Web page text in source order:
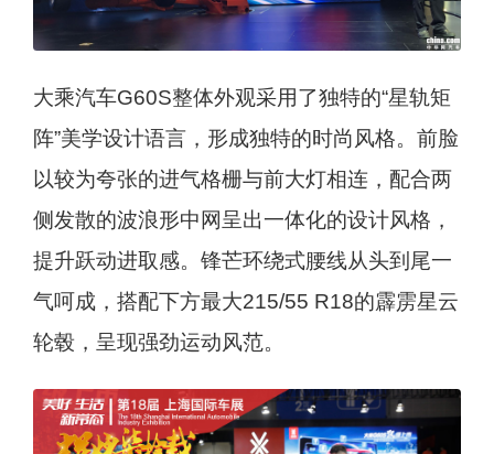
大乘汽车G60S整体外观采用了独特的“星轨矩
阵”美学设计语言，形成独特的时尚风格。前脸
以较为夸张的进气格栅与前大灯相连，配合两
侧发散的波浪形中网呈出一体化的设计风格，
提升跃动进取感。锋芒环绕式腰线从头到尾一
气呵成，搭配下方最大215/55 R18的霹雳星云
轮毂，呈现强劲运动风范。